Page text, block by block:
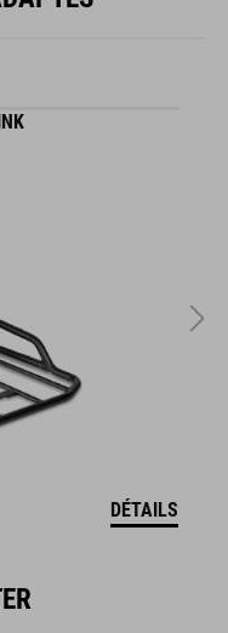
DÉTAILS